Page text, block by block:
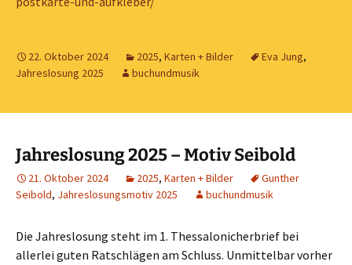
22. Oktober 2024 2025, Karten + Bilder Eva Jung,
Jahreslosung 2025
buchundmusik
Jahreslosung 2025 – Motiv Seibold
21. Oktober 2024 2025, Karten + Bilder
Gunther
Seibold, Jahreslosungsmotiv 2025 buchundmusik
Die Jahreslosung steht im 1. Thessalonicherbrief bei
allerlei guten Ratschlägen am Schluss. Unmittelbar vorher